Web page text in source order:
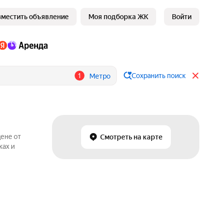
объявление Моя подборка ЖК Войти
1 Метро Сохранить поиск
Смотреть на карте
от
и